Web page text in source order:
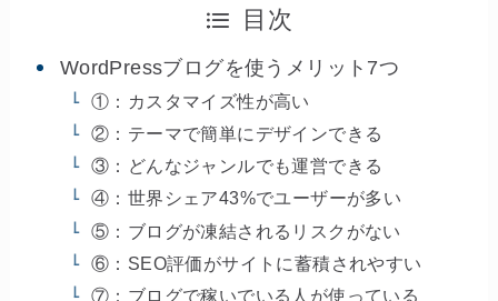
目次
WordPressブログを使うメリット7つ
①：カスタマイズ性が高い
②：テーマで簡単にデザインできる
③：どんなジャンルでも運営できる
④：世界シェア43%でユーザーが多い
⑤：ブログが凍結されるリスクがない
⑥：SEO評価がサイトに蓄積されやすい
⑦：ブログで稼いでいる人が使っている